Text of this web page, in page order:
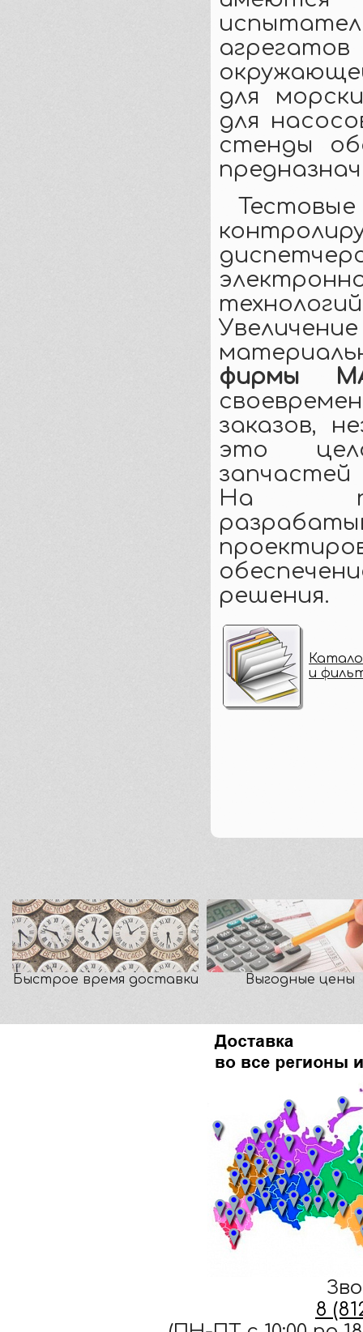
для
для
стенды
фирмы
заказов,
это
На
решения.
и
Быстрое время доставки Выгодные цены
8